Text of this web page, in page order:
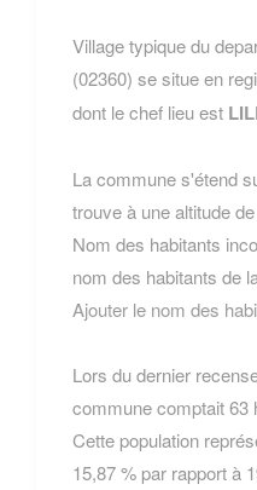
Village typique du
(02360) se situe en
dont le chef lieu est
La commune s'étend
trouve à une altitude
Nom des habitants
nom des habitants de
Ajouter le nom des
Lors du dernier
commune comptait 63
Cette population
15,87 % par rapport à